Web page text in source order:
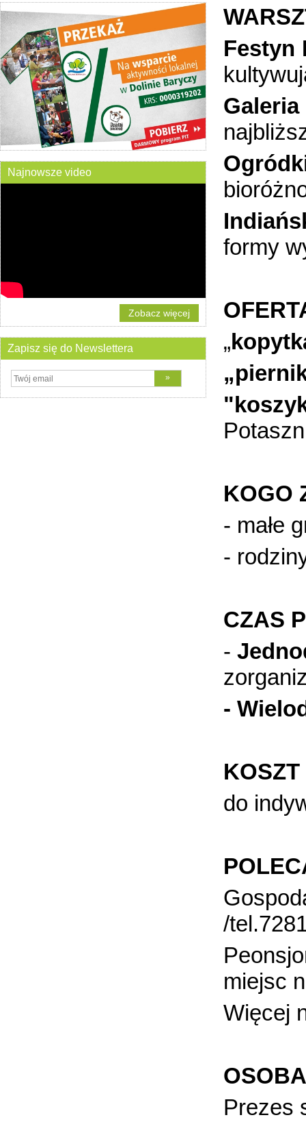
Najnowsze video
Zobacz więcej
Zapisz się do Newslettera
Festyn
formy
„
KOGO
- małe
-
CZAS
-
-
do
/
miejsc
Więcej
Prezes